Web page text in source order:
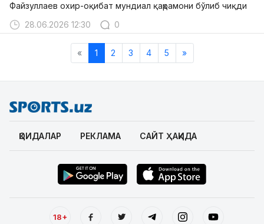
Файзуллаев охир-оқибат мундиал қаҳрамони бўлиб чиқди
28.06.2026 12:30
0
« 1 2 3 4 5 »
ҚОИДАЛАР РЕКЛАМА САЙТ ҲАҚИДА
18+